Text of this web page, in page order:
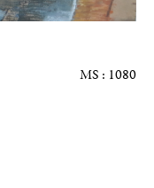
MS : 1080